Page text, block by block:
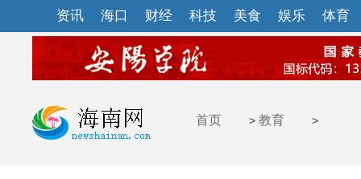
资讯 海口 财经 科技 美食 娱乐 体育
首页 > 教育 >